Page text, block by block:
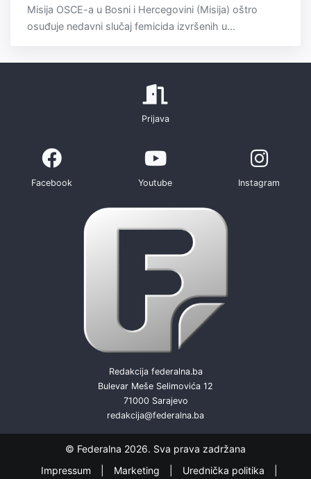
Misija OSCE-a u Bosni i Hercegovini (Misija) oštro
osuđuje nedavni slučaj femicida izvršenih u...
Prijava
Facebook Youtube Instagram
Redakcija federalna.ba
Bulevar Meše Selimovića 12
71000 Sarajevo
redakcija@federalna.ba
© Federalna 2026. Sva prava zadržana
Impressum
Marketing Urednička politika